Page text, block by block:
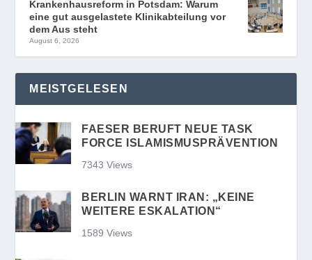
Krankenhausreform in Potsdam: Warum
eine gut ausgelastete Klinikabteilung vor
dem Aus steht
August 6, 2026
MEISTGELESEN
FAESER BERUFT NEUE TASK
FORCE ISLAMISMUSPRÄVENTION
7343 Views
BERLIN WARNT IRAN: „KEINE
WEITERE ESKALATION“
1589 Views